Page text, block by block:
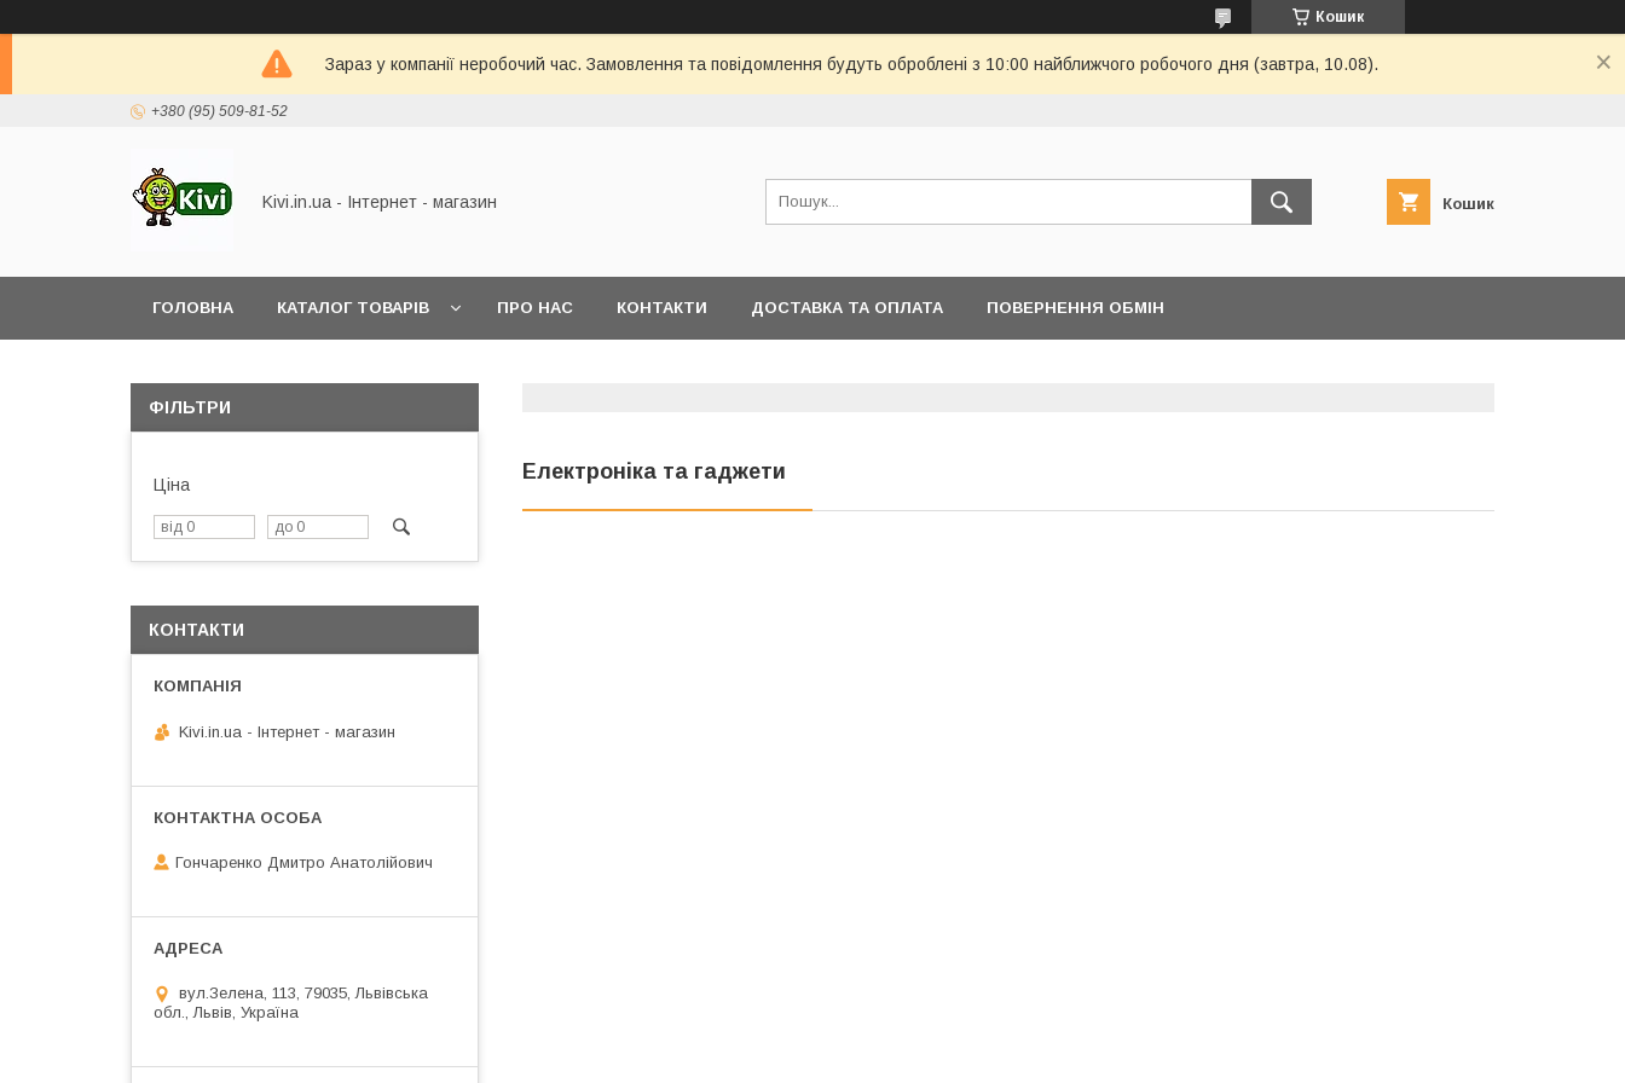
Кошик
Зараз у компанії неробочий час. Замовлення та повідомлення будуть оброблені з 10:00 найближчого робочого дня (завтра, 10.08).
+380 (95) 509-81-52
Kivi.in.ua - Інтернет - магазин Кошик
ГОЛОВНА КАТАЛОГ ТОВАРІВ ПРО НАС КОНТАКТИ ДОСТАВКА ТА ОПЛАТА ПОВЕРНЕННЯ ОБМІН
Електроніка та гаджети
ФІЛЬТРИ
Ціна
КОНТАКТИ
Kivi.in.ua - Інтернет - магазин
Гончаренко Дмитро Анатолійович
вул.Зелена, 113, 79035, Львівська
обл., Львів, Україна